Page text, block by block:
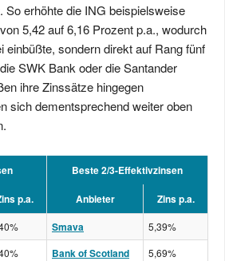
So erhöhte die ING beispielsweise
5,42 auf 6,16 Prozent p.a., wodurch
einbüßte, sondern direkt auf Rang fünf
SWK Bank oder die Santander
ihre Zinssätze hingegen
sich dementsprechend weiter oben
Beste 2/3-Effektivzinsen
p.a. Anbieter
Zins p.a.
Smava 5,39%
Bank of Scotland 5,69%